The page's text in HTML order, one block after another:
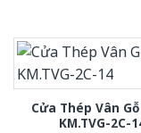
Cửa Thép Vân Gỗ
KM.TVG-2C-